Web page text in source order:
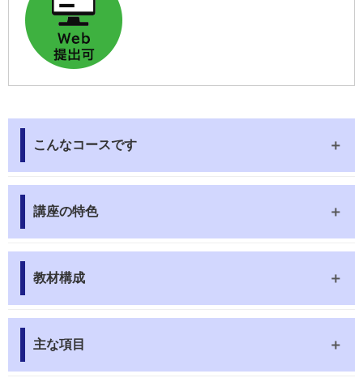
こんなコースです
講座の特色
教材構成
主な項目